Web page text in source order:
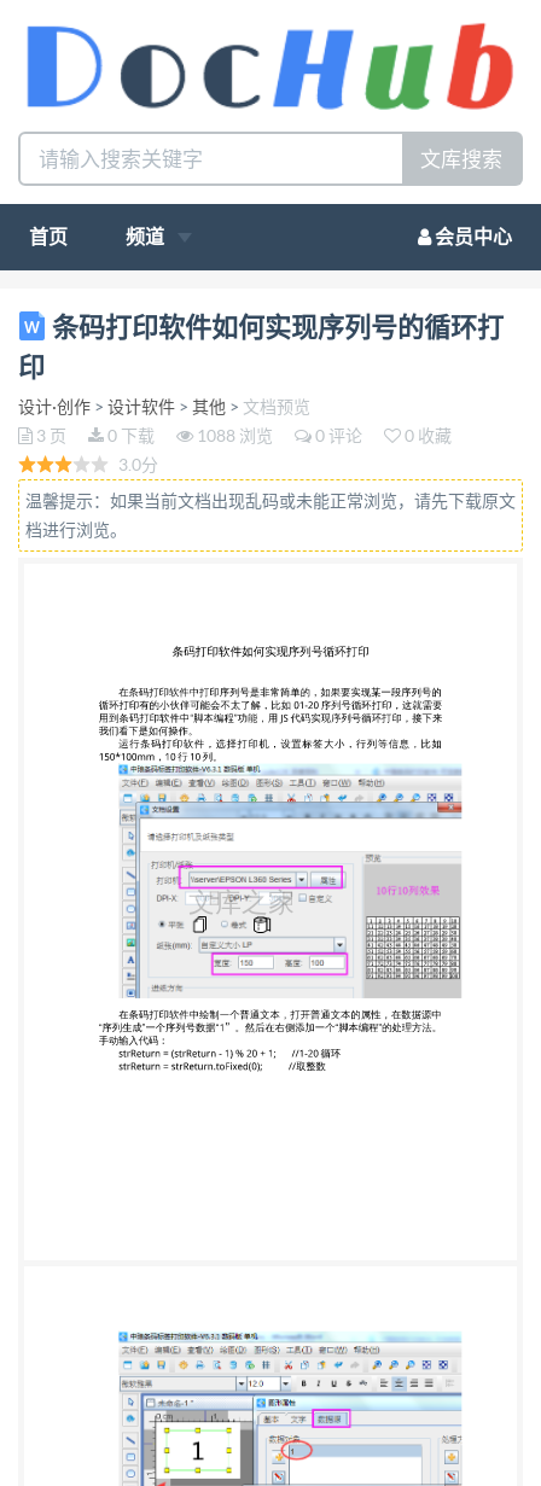
文库搜索
首页 频道 会员中心
条码打印软件如何实现序列号循环打印 在条码打印软
件中打印序列号是非常简单的，如果要实现某一段序
列号的 循环打印有的小伙伴可能会不太了解，比如
01-20 序列号循环打印，这就需要 用到条码打印软件
中“脚本编程”功能，用 JS 代码实现序列号循环打印，
接下来 我们看下是如何操作。 运行条码打印软件，
选择打印机，设置标签大小，行列等信息，比如
150*100mm，10 行 10 列。 在条码打印软件中绘制
(strReturn - 1) % 20 + 1; //1-20 循环 strReturn =
strReturn.toFixed(0); //取整数 可以再给序列号添加
一个补齐的方法，添加之后序列号由“1”变为“01”。
设置完成之后在条码打印软件中预览查看序列号循环
打印的效果。 以上就是在条码打印软件中实现序列
号循环打印的过程，实现哪一段序列 号的循环打印，
就把脚本编程第一段代码中的 20 改为多少即可。第
一段代码实 现序列号循环之后会有小数点，所以第二
段代码的作用就是取整，在条码打印 软件中可以用另
一种方法取整数，具体操作可以参考另一篇序列号循
环打印的 方法。
条码打印软件如何实现序列号的循环打
印
设计·创作 > 设计软件 > 其他 > 文档预览
3 页
0 下载 1088 浏览 0 评论
0 收藏
3.0分
温馨提示：如果当前文档出现乱码或未能正常浏览，请先下载原文
档进行浏览。